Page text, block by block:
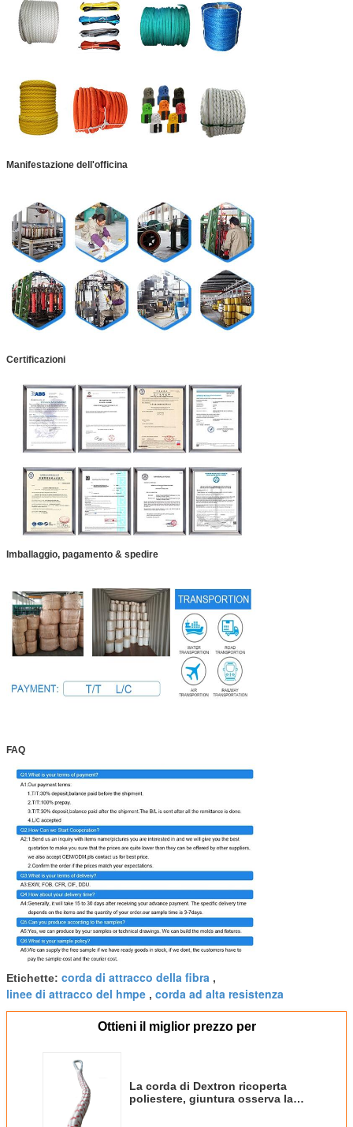
Manifestazione dell'officina
Certificazioni
Imballaggio, pagamento & spedire
FAQ
Etichette: corda di attracco della fibra ,
linee di attracco del hmpe , corda ad alta resistenza
Ottieni il miglior prezzo per
La corda di Dextron ricoperta
poliestere, giuntura osserva la